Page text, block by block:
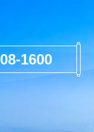
1600